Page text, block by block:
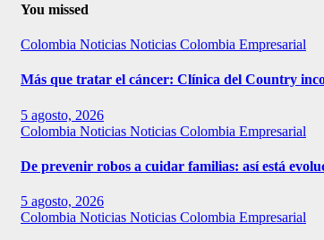
You missed
Colombia Noticias Noticias Colombia Empresarial
Más que tratar el cáncer: Clínica del Country
5 agosto, 2026
Colombia Noticias Noticias Colombia Empresarial
De prevenir robos a cuidar familias: así está
5 agosto, 2026
Colombia Noticias Noticias Colombia Empresarial